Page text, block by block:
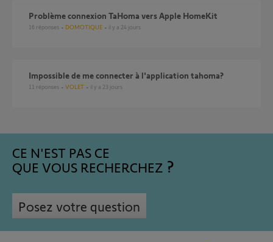
Problème connexion TaHoma vers Apple HomeKit
16 réponses DOMOTIQUE il y a 24 jours
Impossible de me connecter à l'application tahoma?
11 réponses VOLET il y a 23 jours
CE N'EST PAS CE
QUE VOUS RECHERCHEZ
Posez votre question